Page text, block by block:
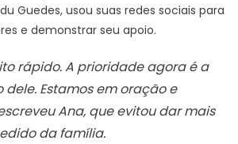
Guedes, usou suas redes sociais para
e demonstrar seu apoio.
rápido. A prioridade agora é a
Estamos em oração e
Ana, que evitou dar mais
da família.